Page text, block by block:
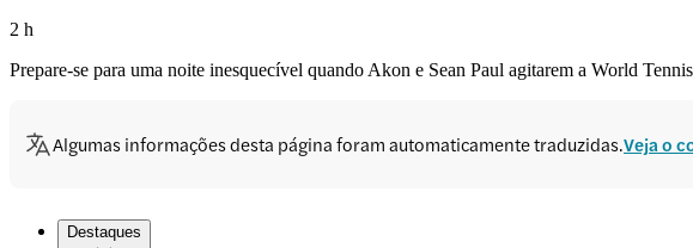
2 h
Prepare-se para uma noite inesquecível quando Akon e Sean Paul agitarem a World
Algumas informações desta página foram automaticamente traduzidas.Veja o
Destaques